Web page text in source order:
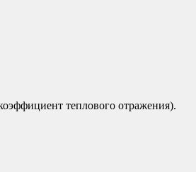
теплового отражения).